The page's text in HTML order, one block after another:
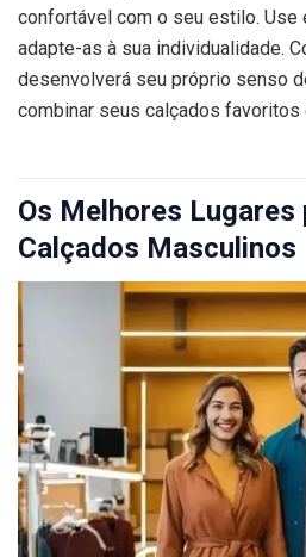
confortável com o seu estilo. Use
adapte-as à sua individualidade.
desenvolverá seu próprio senso
combinar seus calçados favoritos
Os Melhores Lugares
Calçados Masculinos